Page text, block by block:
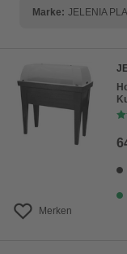
Bewertung
Marke: JELENIA
Merken